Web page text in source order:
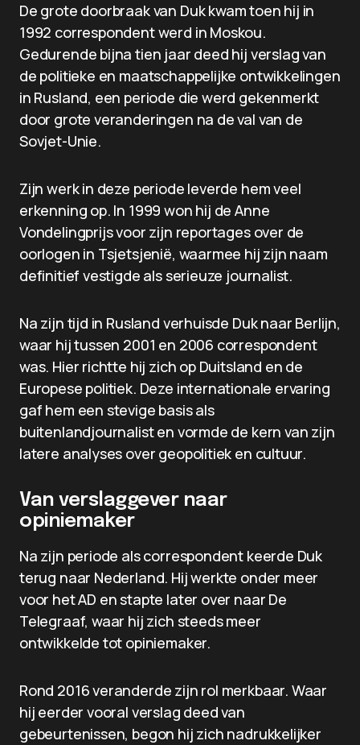
De grote doorbraak van Duk kwam toen hij in
1992 correspondent werd in Moskou.
Gedurende bijna tien jaar deed hij verslag van
de politieke en maatschappelijke ontwikkelingen
in Rusland, een periode die werd gekenmerkt
door grote veranderingen na de val van de
Sovjet-Unie.
Zijn werk in deze periode leverde hem veel
erkenning op. In 1999 won hij de Anne
Vondelingprijs voor zijn reportages over de
oorlogen in Tsjetsjenië, waarmee hij zijn naam
definitief vestigde als serieuze journalist.
Na zijn tijd in Rusland verhuisde Duk naar Berlijn,
waar hij tussen 2001 en 2006 correspondent
was. Hier richtte hij zich op Duitsland en de
Europese politiek. Deze internationale ervaring
gaf hem een stevige basis als
buitenlandjournalist en vormde de kern van zijn
latere analyses over geopolitiek en cultuur.
Van verslaggever naar
opiniemaker
Na zijn periode als correspondent keerde Duk
terug naar Nederland. Hij werkte onder meer
voor het AD en stapte later over naar De
Telegraaf, waar hij zich steeds meer
ontwikkelde tot opiniemaker.
Rond 2016 veranderde zijn rol merkbaar. Waar
hij eerder vooral verslag deed van
gebeurtenissen, begon hij zich nadrukkelijker